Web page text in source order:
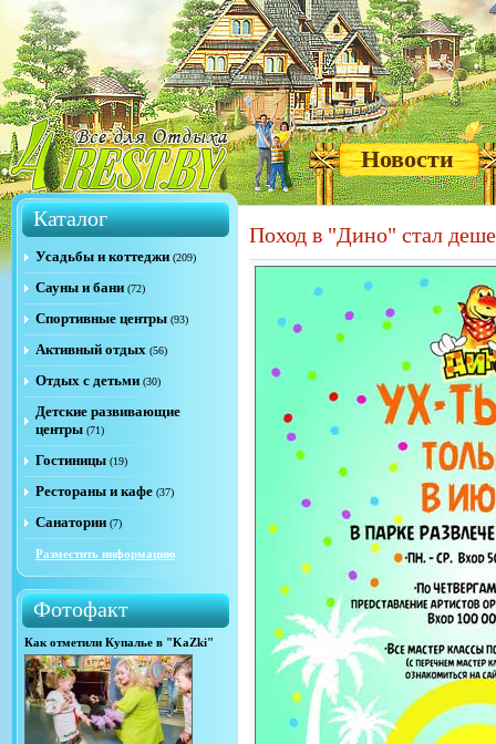
Новости
Каталог
Усадьбы и коттеджи (209)
Сауны и бани (72)
Спортивные центры (93)
Активный отдых (56)
Отдых с детьми (30)
Детские развивающие
центры (71)
Гостиницы (19)
Рестораны и кафе (37)
Санатории (7)
Разместить информацию
Фотофакт
Как отметили Купалье в "KaZki"
Поход в "Дино" стал